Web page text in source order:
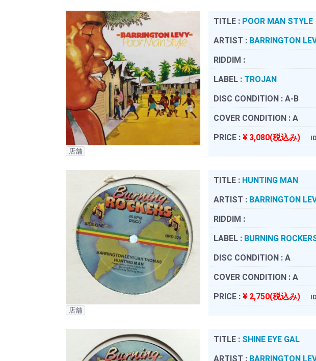
店舗
TITLE : POOR MAN STYLE
ARTIST : BARRINGTON
RIDDIM :
LABEL : TROJAN
DISC CONDITION : A-B
COVER CONDITION : A
PRICE : ¥ 3,080(税込み)
店舗
TITLE : HUNTING MAN
ARTIST : BARRINGTON
RIDDIM :
LABEL : BURNING
DISC CONDITION : A
COVER CONDITION : A
PRICE : ¥ 2,750(税込み)
TITLE : SHINE EYE GAL
ARTIST : BARRINGTON